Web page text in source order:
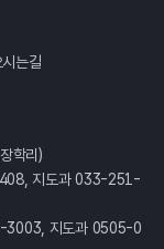
는길
학리)
지도과 033-251-
3003, 지도과 0505-0